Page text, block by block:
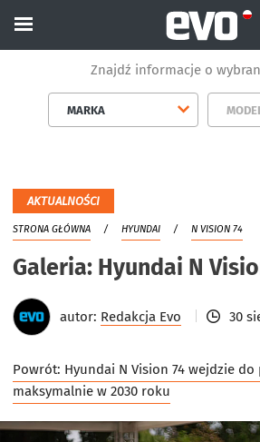
Znajdź informacje o
MARKA
AKTUALNOŚCI
STRONA GŁÓWNA HYUNDAI N VISION 74
Galeria: Hyundai N
autor: Redakcja Evo 30
Powrót: Hyundai N Vision 74 wejdzie
maksymalnie w 2030 roku